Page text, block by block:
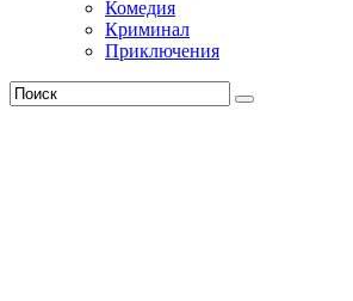
Комедия
Криминал
Приключения